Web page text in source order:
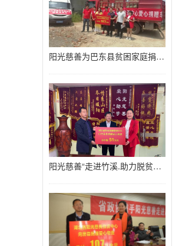
阳光慈善为巴东县贫困家庭捐赠80万
阳光慈善“走进竹溪.助力脱贫攻坚